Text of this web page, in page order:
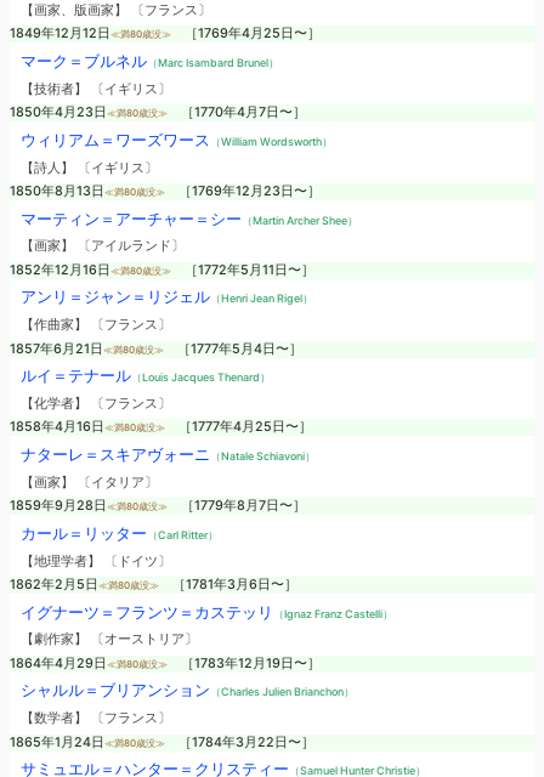
【画家、版画家】 〔フランス〕
1849年12月12日 ≪満80歳没≫ ［1769年4月25日〜］
マーク＝ブルネル（Marc Isambard Brunel）
【技術者】 〔イギリス〕
1850年4月23日 ≪満80歳没≫ ［1770年4月7日〜］
ウィリアム＝ワーズワース （William Wordsworth）
【詩人】 〔イギリス〕
1850年8月13日 ≪満80歳没≫ ［1769年12月23日〜］
マーティン＝アーチャー＝シー （Martin Archer Shee）
【画家】 〔アイルランド〕
1852年12月16日 ≪満80歳没≫ ［1772年5月11日〜］
アンリ＝ジャン＝リジェル（Henri Jean Rigel）
【作曲家】 〔フランス〕
1857年6月21日 ≪満80歳没≫ ［1777年5月4日〜］
ルイ＝テナール（Louis Jacques Thenard）
【化学者】 〔フランス〕
1858年4月16日 ≪満80歳没≫ ［1777年4月25日〜］
ナターレ＝スキアヴォーニ （Natale Schiavoni）
【画家】 〔イタリア〕
1859年9月28日 ≪満80歳没≫ ［1779年8月7日〜］
カール＝リッター （Carl Ritter）
【地理学者】 〔ドイツ〕
1862年2月5日 ≪満80歳没≫ ［1781年3月6日〜］
イグナーツ＝フランツ＝カステッリ （Ignaz Franz Castelli）
【劇作家】 〔オーストリア〕
1864年4月29日 ≪満80歳没≫ ［1783年12月19日〜］
シャルル＝ブリアンション （Charles Julien Brianchon）
【数学者】 〔フランス〕
1865年1月24日 ≪満80歳没≫ ［1784年3月22日〜］
サミュエル＝ハンター＝クリスティー （Samuel Hunter Christie）